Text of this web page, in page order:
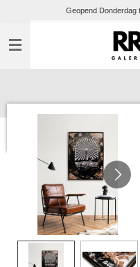
naar
de
Geopend Donderdag